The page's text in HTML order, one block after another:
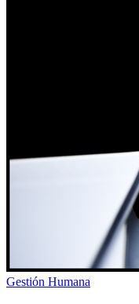
Gestión Humana